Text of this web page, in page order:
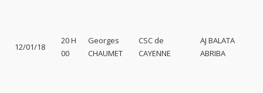
12/01/18
20 H
00
Georges
CHAUMET
CSC de
CAYENNE
AJ BALATA
ABRIBA